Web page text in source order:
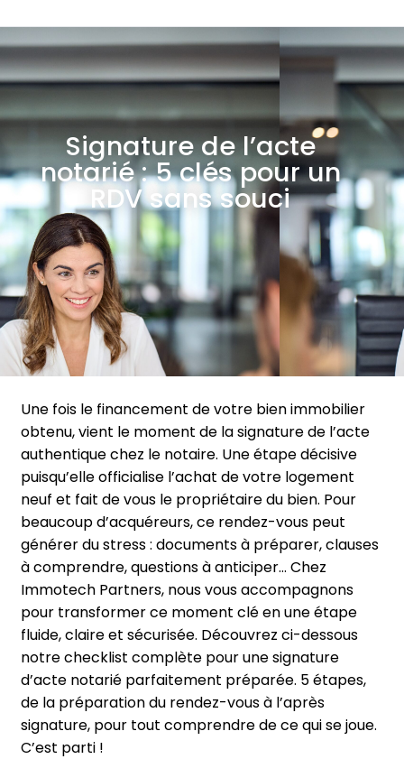
Signature de l’acte
notarié : 5 clés pour un
RDV sans souci
Une fois le financement de votre bien immobilier
obtenu, vient le moment de la signature de l’acte
authentique chez le notaire. Une étape décisive
puisqu’elle officialise l’achat de votre logement
neuf et fait de vous le propriétaire du bien. Pour
beaucoup d’acquéreurs, ce rendez-vous peut
générer du stress : documents à préparer, clauses
à comprendre, questions à anticiper… Chez
Immotech Partners, nous vous accompagnons
pour transformer ce moment clé en une étape
fluide, claire et sécurisée. Découvrez ci-dessous
notre checklist complète pour une signature
d’acte notarié parfaitement préparée. 5 étapes,
de la préparation du rendez-vous à l’après
signature, pour tout comprendre de ce qui se joue.
C’est parti !